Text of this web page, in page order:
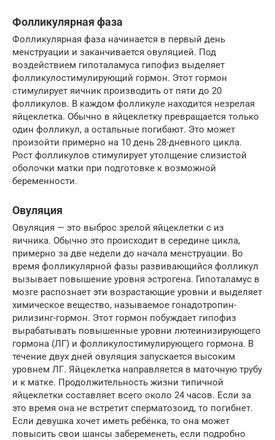
Фолликулярная фаза
Фолликулярная фаза начинается в первый день
менструации и заканчивается овуляцией. Под
воздействием гипоталамуса гипофиз выделяет
фолликулостимулирующий гормон. Этот гормон
стимулирует яичник производить от пяти до 20
фолликулов. В каждом фолликуле находится незрелая
яйцеклетка. Обычно в яйцеклетку превращается только
один фолликул, а остальные погибают. Это может
произойти примерно на 10 день 28-дневного цикла.
Рост фолликулов стимулирует утолщение слизистой
оболочки матки при подготовке к возможной
беременности.
Овуляция
Овуляция — это выброс зрелой яйцеклетки с из
яичника. Обычно это происходит в середине цикла,
примерно за две недели до начала менструации. Во
время фолликулярной фазы развивающийся фолликул
вызывает повышение уровня эстрогена. Гипоталамус в
мозге распознает эти возрастающие уровни и выделяет
химическое вещество, называемое гонадотропин-
рилизинг-гормон. Этот гормон побуждает гипофиз
вырабатывать повышенные уровни лютеинизирующего
гормона (ЛГ) и фолликулостимулирующего гормона. В
течение двух дней овуляция запускается высоким
уровнем ЛГ. Яйцеклетка направляется в маточную трубу
и к матке. Продолжительность жизни типичной
яйцеклетки составляет всего около 24 часов. Если за
это время она не встретит сперматозоид, то погибнет.
Если девушка хочет иметь ребёнка, то она может
повысить свои шансы забеременеть, если подробно